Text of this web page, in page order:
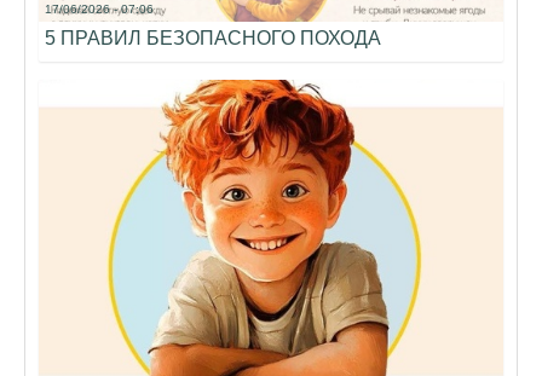
17/06/2026 - 07:06
5 ПРАВИЛ БЕЗОПАСНОГО ПОХОДА